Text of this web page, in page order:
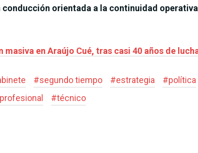
conducción orientada a la continuidad
en Araújo Cué, tras casi 40 años de
#segundo tiempo #estrategia #política
profesional #técnico